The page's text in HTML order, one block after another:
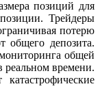
позиций для
Трейдеры
потерю
общего депозита.
общей
времени.